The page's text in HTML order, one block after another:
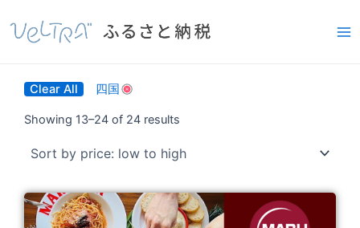
容
Clear All 四国
Showing 13–24 of 24 results